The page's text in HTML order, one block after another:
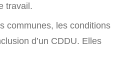
travail.
communes, les conditions
d’un CDDU. Elles